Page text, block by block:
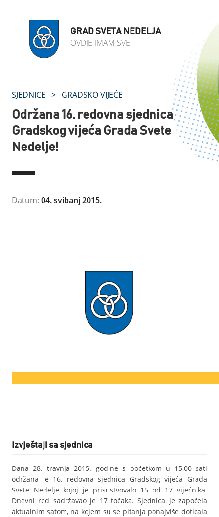
GRAD SVETA NEDELJA
OVDJE IMAM SVE
SJEDNICE > GRADSKO VIJEĆE
Održana 16. redovna sjednica
Gradskog vijeća Grada Svete
Nedelje!
Datum: 04. svibanj 2015.
Izvještaji sa sjednica
Dana 28. travnja 2015. godine s početkom u 15,00 sati
održana je 16. redovna sjednica Gradskog vijeća Grada
Svete Nedelje kojoj je prisustvovalo 15 od 17 vijećnika.
Dnevni red sadržavao je 17 točaka. Sjednica je započela
aktualnim satom, na kojem su se pitanja ponajviše doticala